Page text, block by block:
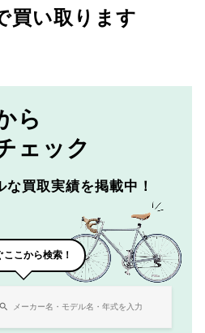
買い取ります
ら
ェック
な買取実績を掲載中！
ここから検索！